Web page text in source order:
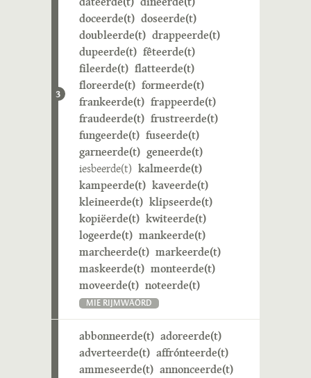
3
doceerde(t) doseerde(t)
doubleerde(t) drappeerde(t)
dupeerde(t) fêteerde(t)
fileerde(t) flatteerde(t)
floreerde(t) formeerde(t)
frankeerde(t) frappeerde(t)
fraudeerde(t) frustreerde(t)
fungeerde(t) fuseerde(t)
garneerde(t) geneerde(t)
iesbeerde(t) kalmeerde(t)
kampeerde(t) kaveerde(t)
kleineerde(t) klipseerde(t)
kopiëerde(t) kwiteerde(t)
logeerde(t) mankeerde(t)
marcheerde(t) markeerde(t)
maskeerde(t) monteerde(t)
moveerde(t) noteerde(t)
MIE RIJMWÄÖRD
abbonneerde(t) adoreerde(t)
adverteerde(t) affrónteerde(t)
ammeseerde(t) annonceerde(t)